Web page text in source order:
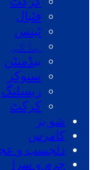
فٹبال
ٹینس
ہاکی
بیڈمنٹن
سنوکر
ریسلنگ
کرکٹ
شو بز
کامرس
دلچسپ و
جرم و سزا